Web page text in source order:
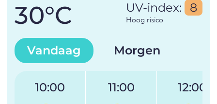
30°C UV-index: 8
Hoog risico
Vandaag Morgen
10:00 11:00 12:00